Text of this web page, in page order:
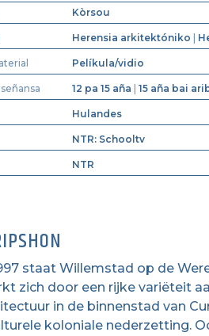
Kòrsou
Herensia arkitektóniko
Pelíkula/vidio
12 pa 15 aña |15 aña bai
Hulandes
NTR: Schooltv
NTR
staat Willemstad op de
zich door een rijke variëteit
in de binnenstad van
koloniale nederzetting.